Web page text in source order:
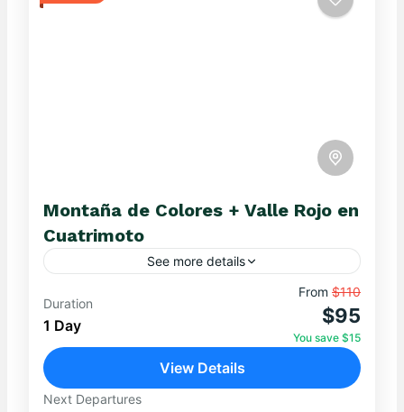
Montaña de Colores + Valle Rojo en
Cuatrimoto
See more details
Vive adrenalina, paisajes impactantes y
Montaña de Colores en un día que transformará
tus sentidos. Highlights imperdibles:
Asombro...
EXCURSIONES DE UN DÍA
COLORES
Duration
1 Day
From $110
$95
You save $15
View Details
Next Departures